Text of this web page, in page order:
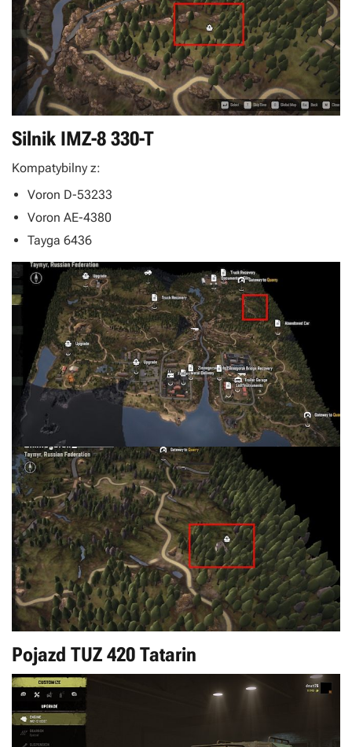
Silnik IMZ-8 330-T
Kompatybilny z:
Voron D-53233
Voron AE-4380
Tayga 6436
Pojazd TUZ 420 Tatarin